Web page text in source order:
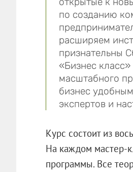
по созданию
расширяем
признательны
«Бизнес
масштабного
бизнес
экспертов и
Курс состоит из
На каждом мастер-
программы. Все